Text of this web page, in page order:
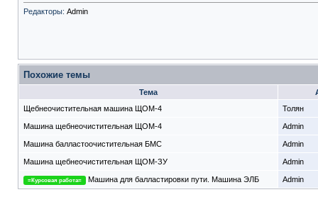
Редакторы: Admin
Похожие темы
Тема
Щебнеочистительная машина ЩОМ-4
Толян
Машина щебнеочистительная ЩОМ-4 Admin
Машина балластоочистительная БМС Admin
Машина щебнеочистительная ЩОМ-ЗУ Admin
=Курсовая работа= Машина для балластировки пути. Машина ЭЛБ Admin